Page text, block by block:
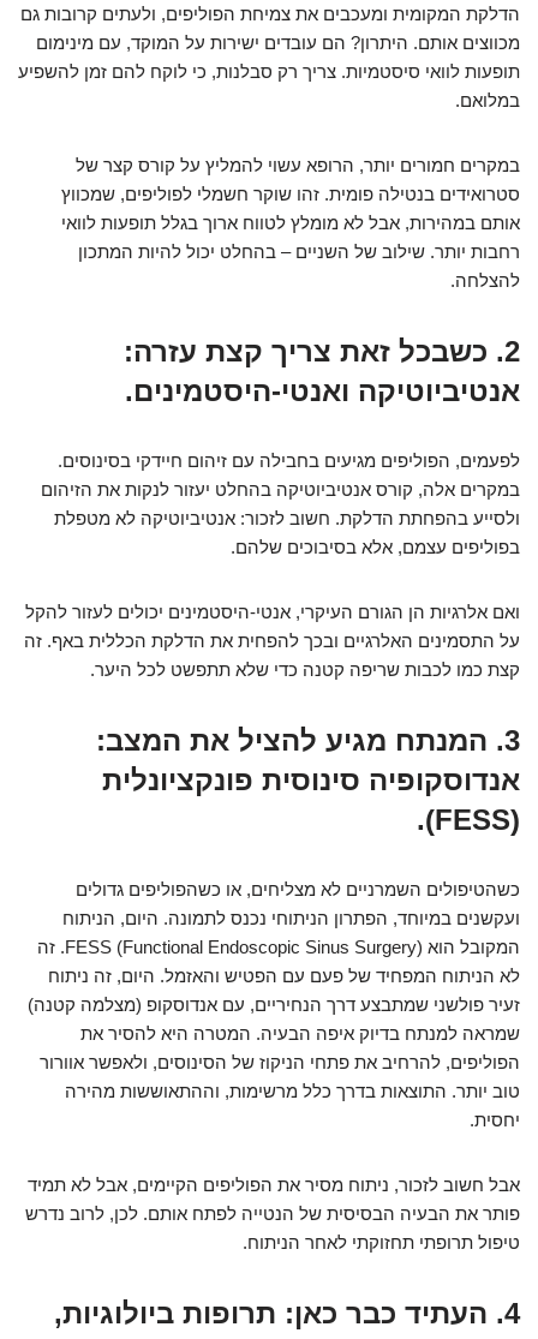
הדלקת המקומית ומעכבים את צמיחת הפוליפים, ולעתים קרובות גם
מכווצים אותם. היתרון? הם עובדים ישירות על המוקד, עם מינימום
תופעות לוואי סיסטמיות. צריך רק סבלנות, כי לוקח להם זמן להשפיע
במלואם.
במקרים חמורים יותר, הרופא עשוי להמליץ על קורס קצר של
סטרואידים בנטילה פומית. זהו שוקר חשמלי לפוליפים, שמכווץ
אותם במהירות, אבל לא מומלץ לטווח ארוך בגלל תופעות לוואי
רחבות יותר. שילוב של השניים – בהחלט יכול להיות המתכון
להצלחה.
2. כשבכל זאת צריך קצת עזרה:
אנטיביוטיקה ואנטי-היסטמינים.
לפעמים, הפוליפים מגיעים בחבילה עם זיהום חיידקי בסינוסים.
במקרים אלה, קורס אנטיביוטיקה בהחלט יעזור לנקות את הזיהום
ולסייע בהפחתת הדלקת. חשוב לזכור: אנטיביוטיקה לא מטפלת
בפוליפים עצמם, אלא בסיבוכים שלהם.
ואם אלרגיות הן הגורם העיקרי, אנטי-היסטמינים יכולים לעזור להקל
על התסמינים האלרגיים ובכך להפחית את הדלקת הכללית באף. זה
קצת כמו לכבות שריפה קטנה כדי שלא תתפשט לכל היער.
3. המנתח מגיע להציל את המצב:
אנדוסקופיה סינוסית פונקציונלית
(FESS).
כשהטיפולים השמרניים לא מצליחים, או כשהפוליפים גדולים
ועקשנים במיוחד, הפתרון הניתוחי נכנס לתמונה. היום, הניתוח
המקובל הוא FESS (Functional Endoscopic Sinus Surgery). זה
לא הניתוח המפחיד של פעם עם הפטיש והאזמל. היום, זה ניתוח
זעיר פולשני שמתבצע דרך הנחיריים, עם אנדוסקופ (מצלמה קטנה)
שמראה למנתח בדיוק איפה הבעיה. המטרה היא להסיר את
הפוליפים, להרחיב את פתחי הניקוז של הסינוסים, ולאפשר אוורור
טוב יותר. התוצאות בדרך כלל מרשימות, וההתאוששות מהירה
יחסית.
אבל חשוב לזכור, ניתוח מסיר את הפוליפים הקיימים, אבל לא תמיד
פותר את הבעיה הבסיסית של הנטייה לפתח אותם. לכן, לרוב נדרש
טיפול תרופתי תחזוקתי לאחר הניתוח.
4. העתיד כבר כאן: תרופות ביולוגיות,